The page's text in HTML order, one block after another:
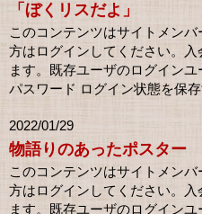
「ぼくリスだよ」
このコンテンツはサイトメン
方はログインしてください。
ます。既存ユーザのログイン
パスワード ログイン状態を保
2022/01/29
物語りのあったポスター
このコンテンツはサイトメン
方はログインしてください。
ます。既存ユーザのログイン